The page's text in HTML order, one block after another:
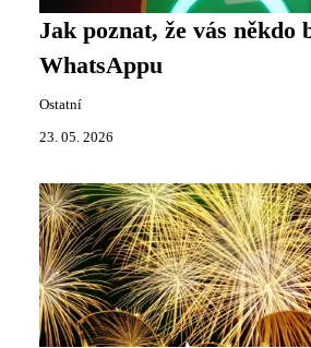
Jak poznat, že vás někdo
WhatsAppu
Ostatní
23. 05. 2026